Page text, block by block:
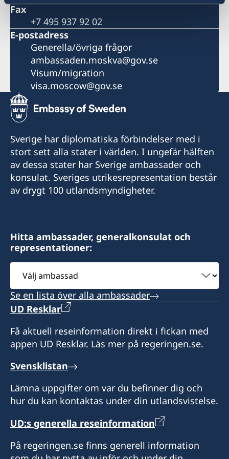
Fax
+7 495 937 92 02
E-postadress
Generella/övriga frågor
ambassaden.moskva@gov.se
Visum/migration
visa.moscow@gov.se
Sverige har diplomatiska förbindelser med i
stort sett alla stater i världen. I ungefär hälften
av dessa stater har Sverige ambassader och
konsulat. Sveriges utrikesrepresentation består
av drygt 100 utlandsmyndigheter.
Hitta ambassader, generalkonsulat och
representationer:
Välj
ambassad
Se en lista över alla ambassader
UD Resklar
Få aktuell reseinformation direkt i fickan med
appen UD Resklar. Läs mer på regeringen.se.
Svensklistan
Lämna uppgifter om var du befinner dig och
hur du kan kontaktas under din utlandsvistelse.
UD:s generella reseinformation
På regeringen.se finns generell information